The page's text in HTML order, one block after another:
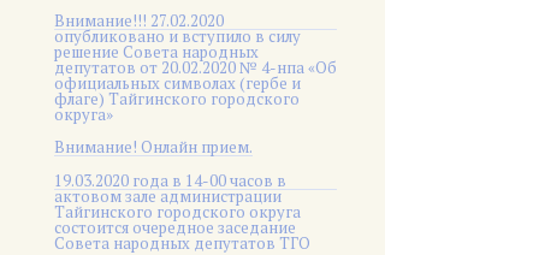
Внимание!!! 27.02.2020
опубликовано и вступило в силу
решение Совета народных
депутатов от 20.02.2020 № 4-нпа «Об
официальных символах (гербе и
флаге) Тайгинского городского
округа»
Внимание! Онлайн прием.
19.03.2020 года в 14-00 часов в
актовом зале администрации
Тайгинского городского округа
состоится очередное заседание
Совета народных депутатов ТГО